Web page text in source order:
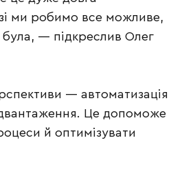
ми робимо все можливе,
— підкреслив Олег
— автоматизація
Це допоможе
й оптимізувати